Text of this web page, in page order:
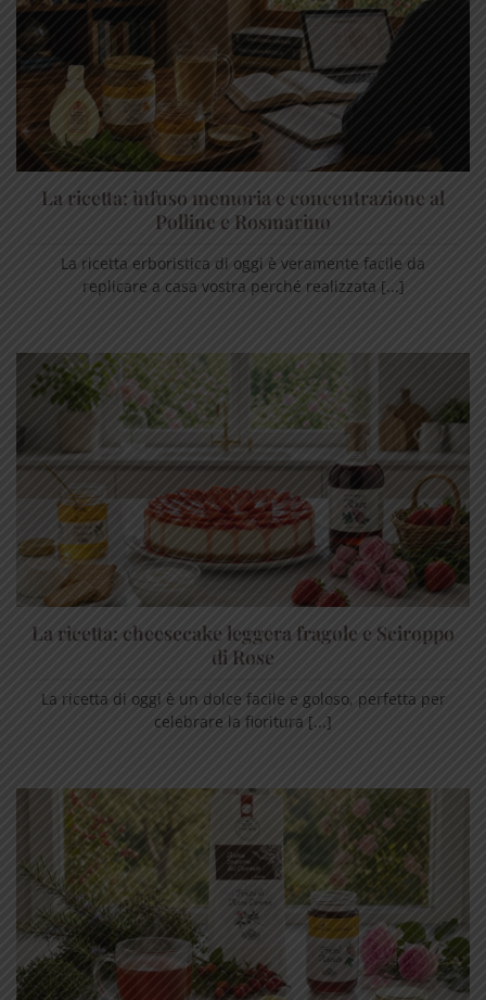
La ricetta: infuso memoria e concentrazione al
Polline e Rosmarino
La ricetta erboristica di oggi è veramente facile da
replicare a casa vostra perché realizzata [...]
La ricetta: cheesecake leggera fragole e Sciroppo
di Rose
La ricetta di oggi è un dolce facile e goloso, perfetta per
celebrare la fioritura [...]